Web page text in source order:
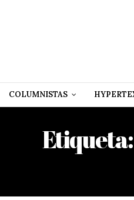
COLUMNISTAS
Etiqueta: